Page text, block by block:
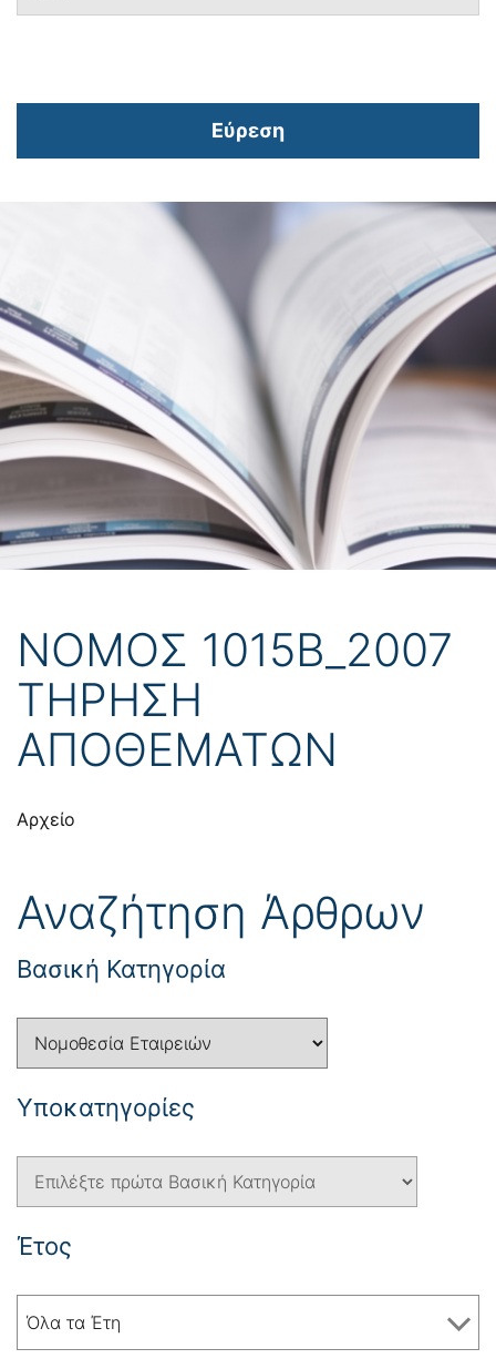
Εύρεση
ΝΟΜΟΣ 1015Β_2007
ΤΗΡΗΣΗ
ΑΠΟΘΕΜΑΤΩΝ
Αρχείο
Αναζήτηση Άρθρων
Βασική Κατηγορία
Yποκατηγορίες
Έτος
Όλα τα Έτη